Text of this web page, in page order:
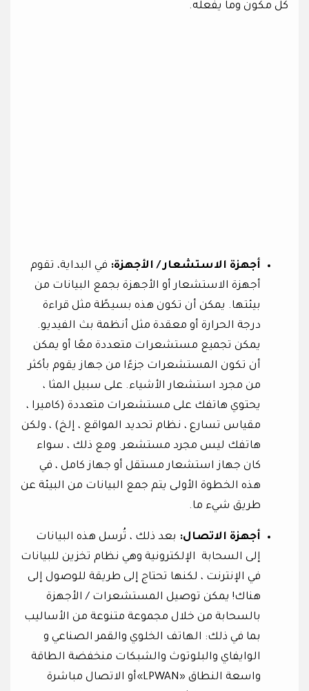
كل مكون وما يفعله.
أجهزة الاستشعار / الأجهزة: في البداية، تقوم
أجهزة الاستشعار أو الأجهزة بجمع البيانات من
بيئتها. يمكن أن تكون هذه بسيطًة مثل قراءة
درجة الحرارة أو معقدة مثل أنظمة بث الفيديو.
يمكن تجميع مستشعرات متعددة معًا أو يمكن
أن تكون المستشعرات جزءًا من جهاز يقوم بأكثر
من مجرد استشعار الأشياء. على سبيل المثا ،
يحتوي هاتفك على مستشعرات متعددة (كاميرا ،
مقياس تسارع ، نظام تحديد المواقع ، إلخ) ، ولكن
هاتفك ليس مجرد مستشعر. ومع ذلك ، سواء
كان جهاز استشعار مستقل أو جهاز كامل ، في
هذه الخطوة الأولى يتم جمع البيانات من البيئة عن
طريق شيء ما.
أجهزة الاتصال: بعد ذلك ، تُرسل هذه البيانات
إلى السحابة الإلكترونية وهي نظام تخزين للبيانات
في الإنترنت ، لكنها تحتاج إلى طريقة للوصول إلى
هناك! يمكن توصيل المستشعرات / الأجهزة
بالسحابة من خلال مجموعة متنوعة من الأساليب
بما في ذلك: الهاتف الخلوي والقمر الصناعي و
الوايفاي والبلوتوث والشبكات منخفضة الطاقة
واسعة النطاق «LPWAN»أو الاتصال مباشرة